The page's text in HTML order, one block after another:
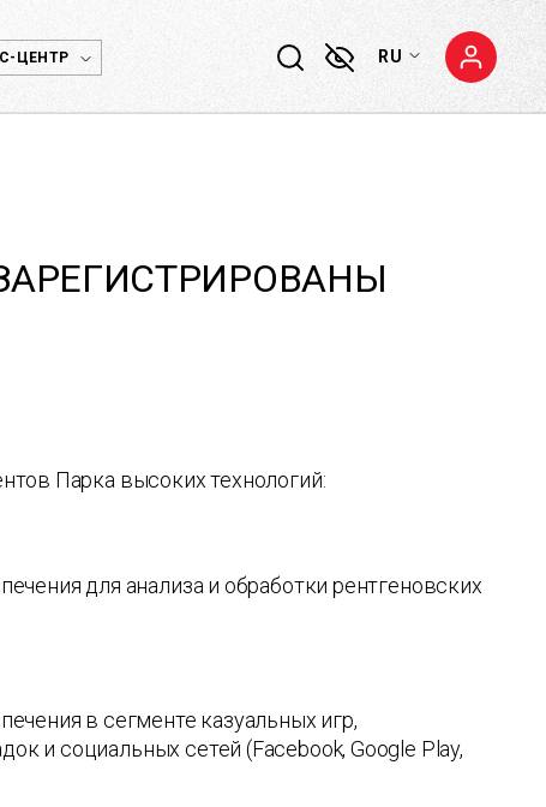
ЦЕНТР RU
Парка высоких технологий:
для анализа и обработки рентгеновских
в сегменте казуальных игр,
и социальных сетей (Facebook, Google Play,